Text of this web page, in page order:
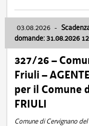
03.08.2026 -
domande: 31.08.2026
327/26 –
Friuli –
per il Comune
FRIULI
Comune di Cervignano del